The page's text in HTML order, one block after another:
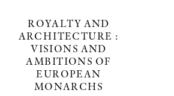
ROYALTY AND
ARCHITECTURE :
VISIONS AND
AMBITIONS OF
EUROPEAN
MONARCHS